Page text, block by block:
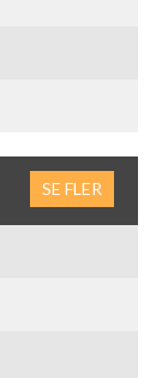
SE FLER